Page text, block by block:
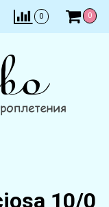
0 0
10/0